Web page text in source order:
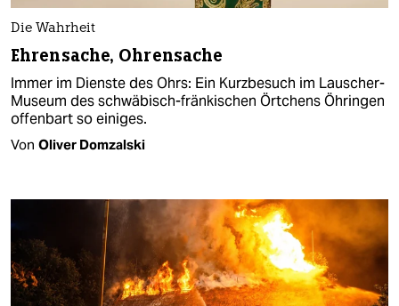
Die Wahrheit
Ehrensache, Ohrensache
Immer im Dienste des Ohrs: Ein Kurzbesuch im Lauscher-
Museum des schwäbisch-fränkischen Örtchens Öhringen
offenbart so einiges.
Von Oliver Domzalski